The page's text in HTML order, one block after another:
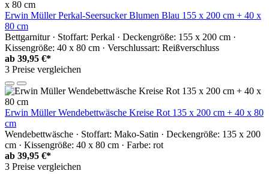
Erwin Müller Perkal-Seersucker Blumen Blau 155 x 200 cm + 40 x
80 cm
Bettgarnitur · Stoffart: Perkal · Deckengröße: 155 x 200 cm ·
Kissengröße: 40 x 80 cm · Verschlussart: Reißverschluss
ab 39,95 €*
3 Preise vergleichen
Erwin Müller Wendebettwäsche Kreise Rot 135 x 200 cm + 40 x 80
cm
Wendebettwäsche · Stoffart: Mako-Satin · Deckengröße: 135 x 200
cm · Kissengröße: 40 x 80 cm · Farbe: rot
ab 39,95 €*
3 Preise vergleichen